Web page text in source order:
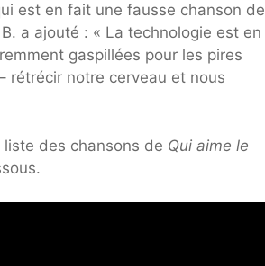
est en fait une fausse chanson de
a ajouté : « La technologie est en
gaspillées pour les pires
rétrécir notre cerveau et nous
des chansons de Qui aime le